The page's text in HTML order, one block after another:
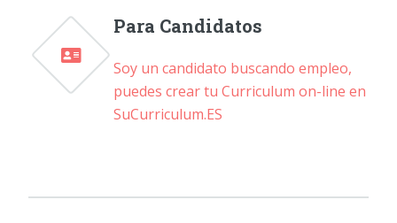
Para Candidatos
Soy un candidato buscando empleo,
puedes crear tu Curriculum on-line en
SuCurriculum.ES